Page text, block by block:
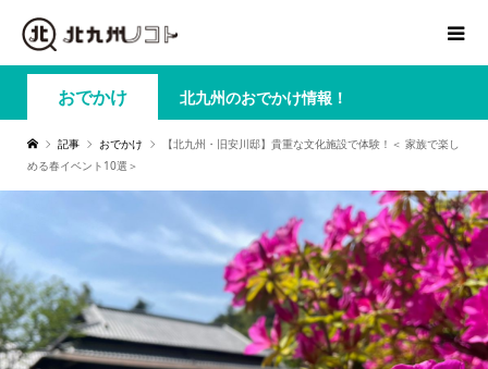
おでかけ 北九州のおでかけ情報！
記事 おでかけ
【北九州・旧安川邸】貴重な文化施設で体験！＜ 家族で楽し
める春イベント10選＞